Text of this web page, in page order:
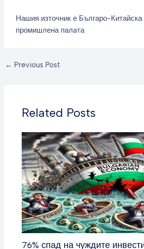
Нашия източник е Българо-Китайска
промишлена палaта
← Previous Post
Related Posts
76% спад на чуждите